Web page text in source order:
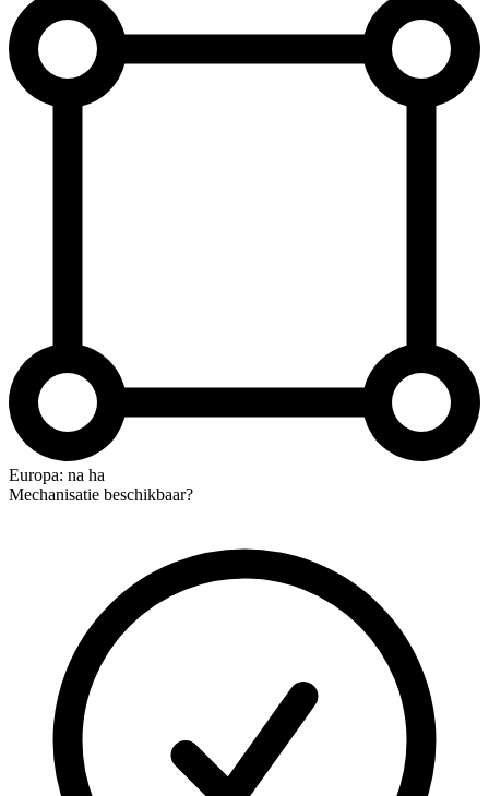
Europa: na ha
Mechanisatie beschikbaar?